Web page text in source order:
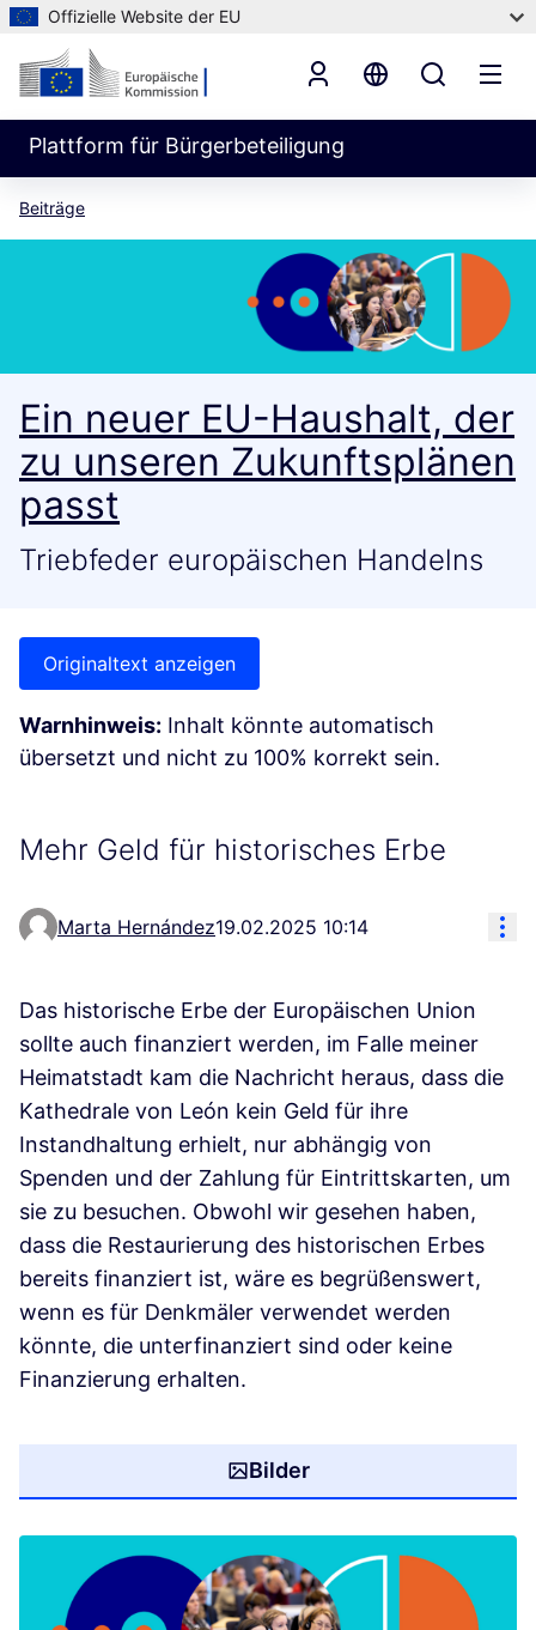
Offizielle Website der EU
Plattform für Bürgerbeteiligung
Beiträge
Ein neuer EU-Haushalt, der
zu unseren Zukunftsplänen
passt
Triebfeder europäischen Handelns
Originaltext anzeigen
Warnhinweis: Inhalt könnte automatisch
übersetzt und nicht zu 100% korrekt sein.
Mehr Geld für historisches Erbe
Marta Hernández19.02.2025 10:14
Das historische Erbe der Europäischen Union
sollte auch finanziert werden, im Falle meiner
Heimatstadt kam die Nachricht heraus, dass die
Kathedrale von León kein Geld für ihre
Instandhaltung erhielt, nur abhängig von
Spenden und der Zahlung für Eintrittskarten, um
sie zu besuchen. Obwohl wir gesehen haben,
dass die Restaurierung des historischen Erbes
bereits finanziert ist, wäre es begrüßenswert,
wenn es für Denkmäler verwendet werden
könnte, die unterfinanziert sind oder keine
Finanzierung erhalten.
Bilder